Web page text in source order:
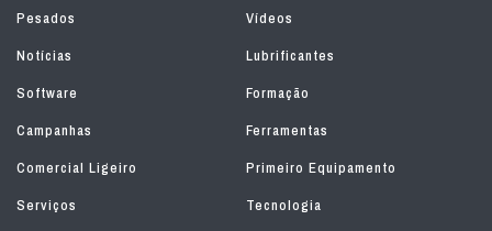
Pesados
Vídeos
Notícias
Lubrificantes
Software
Formação
Campanhas
Ferramentas
Comercial Ligeiro
Primeiro Equipamento
Serviços
Tecnologia